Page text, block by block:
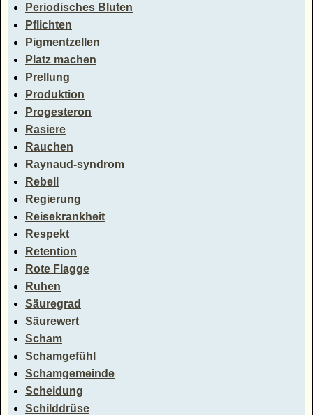
Periodisches Bluten
Pflichten
Pigmentzellen
Platz machen
Prellung
Produktion
Progesteron
Rasiere
Rauchen
Raynaud-syndrom
Rebell
Regierung
Reisekrankheit
Respekt
Retention
Rote Flagge
Ruhen
Säuregrad
Säurewert
Scham
Schamgefühl
Schamgemeinde
Scheidung
Schilddrüse